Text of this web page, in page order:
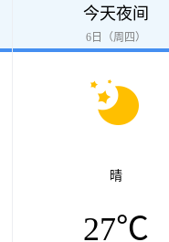
今天夜间
6日（周四）
晴
27℃